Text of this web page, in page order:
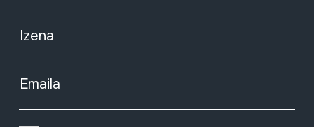
Izena
Emaila